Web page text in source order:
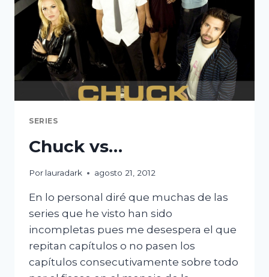
SERIES
Chuck vs…
Por lauradark agosto 21, 2012
En lo personal diré que muchas de las
series que he visto han sido
incompletas pues me desespera el que
repitan capítulos o no pasen los
capítulos consecutivamente sobre todo